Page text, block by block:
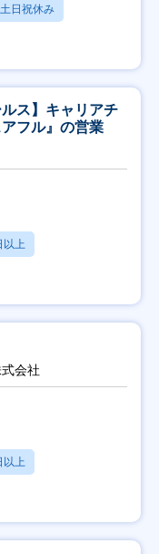
土日祝休み
ス】キャリアチ
フル』の営業
以上
会社
以上